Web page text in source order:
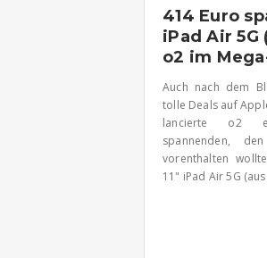
414 Euro
iPad Air 5G
o2 im
Auch nach dem
tolle Deals auf
lancierte o2
spannenden,
vorenthalten
11" iPad Air 5G